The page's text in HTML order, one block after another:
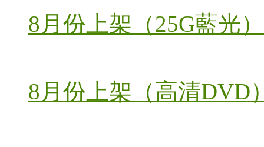
8月份上架（25G藍光）
8月份上架（高清DVD